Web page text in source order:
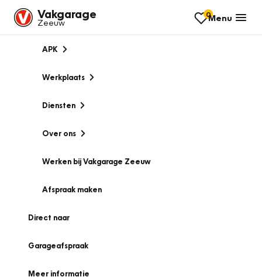
Vakgarage
Zeeuw
0Menu
APK
Werkplaats
Diensten
Over ons
Werken bij Vakgarage Zeeuw
Afspraak maken
Direct naar
Garageafspraak
Meer informatie